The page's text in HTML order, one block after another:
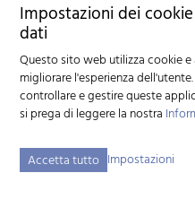
Impostazioni dei
dati
Questo sito web utilizza cookie
migliorare l'esperienza
controllare e gestire queste
si prega di leggere la nostra
Accetta tutto Impostazioni